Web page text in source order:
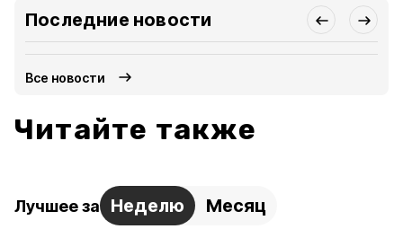
Последние новости
Все новости
Читайте также
Лучшее за Неделю Месяц